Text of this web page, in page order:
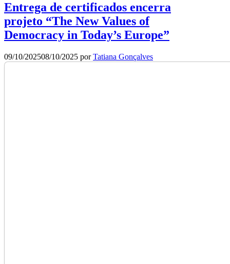
Entrega de certificados encerra
projeto “The New Values of
Democracy in Today’s Europe”
09/10/202508/10/2025 porTatiana Gonçalves